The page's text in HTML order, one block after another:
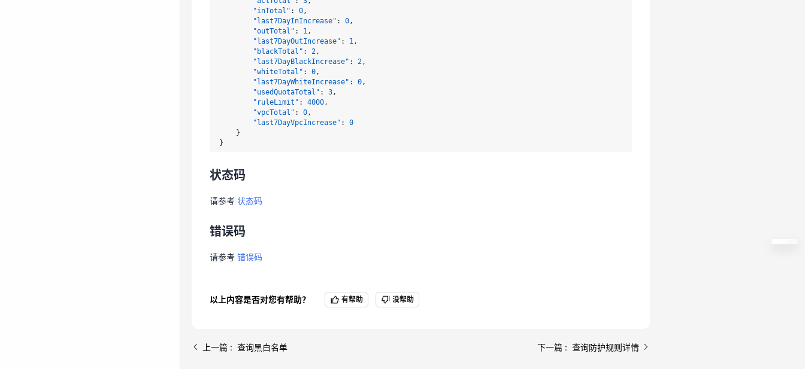
"vpcTotal" : 0,
"last7DayVpcIncrease"
状态码
请参考
"inTotal" : 0,
"last7DayInIncrease" : 0,
"outTotal" : 1 ,
"last7DayOutIncrease" : 1 ,
"blackTotal" : 2,
"last7DayBlackIncrease" : 2,
"whiteTotal" : 0,
"last7DayWhiteIncrease" : 0,
"usedQuotaTotal" : 3,
"ruleLimit" : 4000,
"vpcTotal" : 0,
"last7DayVpcIncrease" :
0
}
}
状态码
请参考 状态码
错误码
请参考 错误码
以上内容是否对您有帮助？ 有帮助 没帮助
上一篇 : 查询黑白名单 下一篇 : 查询防护规则详情